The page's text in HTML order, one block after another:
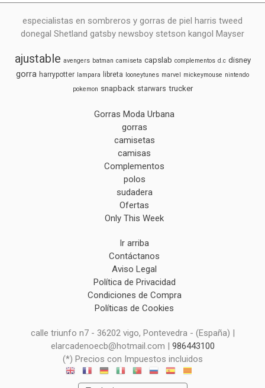
especialistas en sombreros y gorras de piel harris tweed
donegal Shetland gatsby newsboy stetson kangol Mayser
ajustable avengers batman camiseta capslab complementos d.c disney
gorra harrypotter lampara libreta looneytunes marvel mickeymouse nintendo
pokemon snapback starwars trucker
Gorras Moda Urbana
gorras
camisetas
camisas
Complementos
polos
sudadera
Ofertas
Only This Week
Ir arriba
Contáctanos
Aviso Legal
Política de Privacidad
Condiciones de Compra
Políticas de Cookies
calle triunfo n7 - 36202 vigo, Pontevedra - (España) |
elarcadenoecb@hotmail.com | 986443100
(*) Precios con Impuestos incluidos